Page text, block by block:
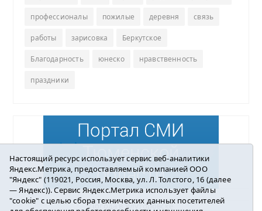
профессионалы пожилые деревня связь
работы зарисовка Беркутское
Благодарность юнеско нравственность
праздники
Погода в Ялуторовске
Настоящий ресурс использует сервис веб-аналитики
Яндекс.Метрика, предоставляемый компанией ООО
"Яндекс" (119021, Россия, Москва, ул. Л. Толстого, 16 (далее
— Яндекс)). Сервис Яндекс.Метрика использует файлы
"cookie" с целью сбора технических данных посетителей